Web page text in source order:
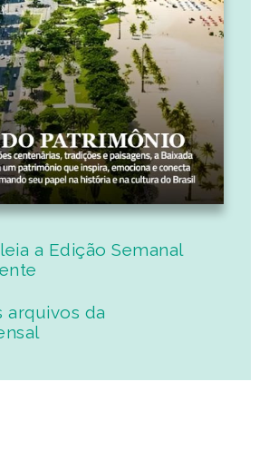
a Edição Semanal
arquivos da